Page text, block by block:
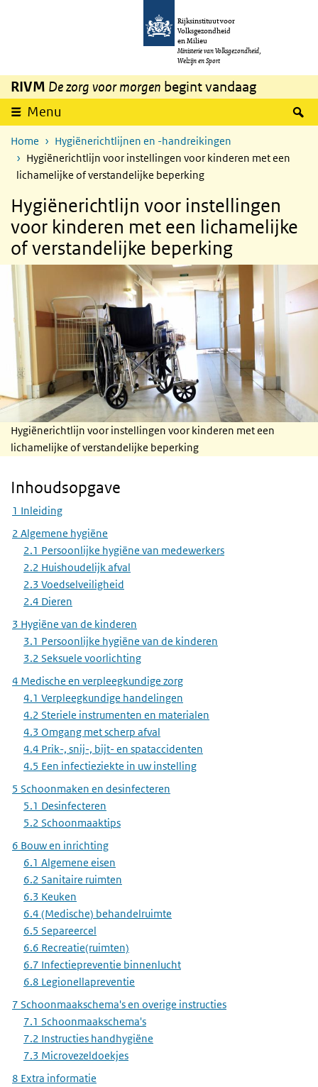
Overslaan en naar de inhoud gaan
Rijksinstituut voor
Volksgezondheid
en Milieu
Ministerie van Volksgezondheid,
Welzijn en Sport
RIVM De zorg voor morgen begint vandaag
Menu
Home
Hygiënerichtlijnen en -handreikingen
Hygiënerichtlijn voor instellingen voor kinderen met een
lichamelijke of verstandelijke beperking
Hygiënerichtlijn voor instellingen
voor kinderen met een lichamelijke
of verstandelijke beperking
Hygiënerichtlijn voor instellingen voor kinderen met een
lichamelijke of verstandelijke beperking
Skip Inhoudsopgave
Inhoudsopgave
1 Inleiding
2 Algemene hygiëne
2.1 Persoonlijke hygiëne van medewerkers
2.2 Huishoudelijk afval
2.3 Voedselveiligheid
2.4 Dieren
3 Hygiëne van de kinderen
3.1 Persoonlijke hygiëne van de kinderen
3.2 Seksuele voorlichting
4 Medische en verpleegkundige zorg
4.1 Verpleegkundige handelingen
4.2 Steriele instrumenten en materialen
4.3 Omgang met scherp afval
4.4 Prik-, snij-, bijt- en spataccidenten
4.5 Een infectieziekte in uw instelling
5 Schoonmaken en desinfecteren
5.1 Desinfecteren
5.2 Schoonmaaktips
6 Bouw en inrichting
6.1 Algemene eisen
6.2 Sanitaire ruimten
6.3 Keuken
6.4 (Medische) behandelruimte
6.5 Separeercel
6.6 Recreatie(ruimten)
6.7 Infectiepreventie binnenlucht
6.8 Legionellapreventie
7 Schoonmaakschema's en overige instructies
7.1 Schoonmaakschema's
7.2 Instructies handhygiëne
7.3 Microvezeldoekjes
8 Extra informatie